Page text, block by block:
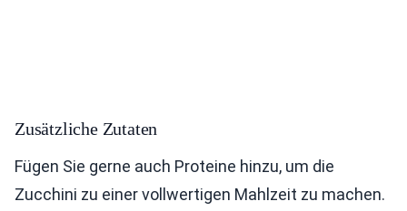
Zusätzliche Zutaten
Fügen Sie gerne auch Proteine hinzu, um die
Zucchini zu einer vollwertigen Mahlzeit zu machen.